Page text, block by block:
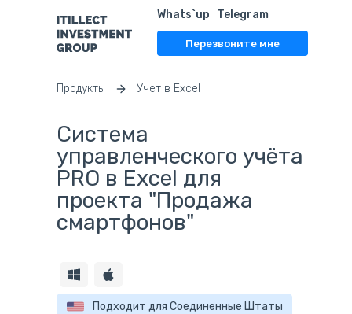
Whats`up Telegram
Перезвоните мне
Продукты Учет в Excel
Система
управленческого учёта
PRO в Excel для
проекта "Продажа
смартфонов"
Подходит для Соединенные Штаты